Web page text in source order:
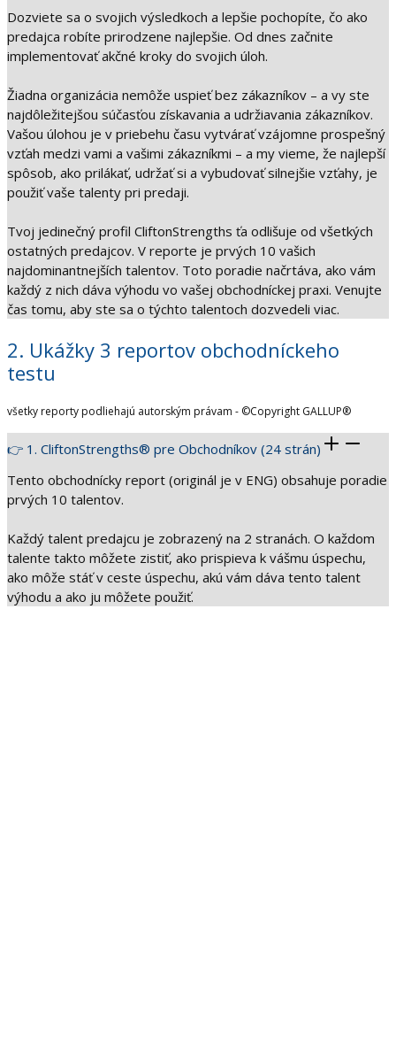
Dozviete sa o svojich výsledkoch a lepšie pochopíte, čo ako
predajca robíte prirodzene najlepšie. Od dnes začnite
implementovať akčné kroky do svojich úloh.
Žiadna organizácia nemôže uspieť bez zákazníkov – a vy ste
najdôležitejšou súčasťou získavania a udržiavania zákazníkov.
Vašou úlohou je v priebehu času vytvárať vzájomne prospešný
vzťah medzi vami a vašimi zákazníkmi – a my vieme, že najlepší
spôsob, ako prilákať, udržať si a vybudovať silnejšie vzťahy, je
použiť vaše talenty pri predaji.
Tvoj jedinečný profil CliftonStrengths ťa odlišuje od všetkých
ostatných predajcov. V reporte je prvých 10 vašich
najdominantnejších talentov. Toto poradie načrtáva, ako vám
každý z nich dáva výhodu vo vašej obchodníckej praxi. Venujte
čas tomu, aby ste sa o týchto talentoch dozvedeli viac.
2. Ukážky 3 reportov obchodníckeho
testu
všetky reporty podliehajú autorským právam - ©Copyright GALLUP®
👉 1. CliftonStrengths® pre Obchodníkov (24 strán)
Tento obchodnícky report (originál je v ENG) obsahuje poradie
prvých 10 talentov.
Každý talent predajcu je zobrazený na 2 stranách. O každom
talente takto môžete zistiť, ako prispieva k vášmu úspechu,
ako môže stáť v ceste úspechu, akú vám dáva tento talent
výhodu a ako ju môžete použiť.